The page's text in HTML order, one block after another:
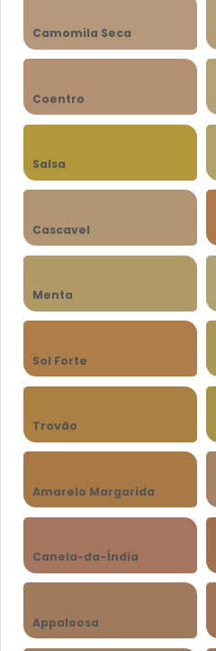
Camomila Seca
Coentro
Salsa
Cascavel
Menta
Sol Forte
Trovão
Amarelo Margarida
Canela-da-Índia
Appaloosa